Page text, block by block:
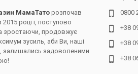
Як же
і об’єм
можете
Щодо
вже від
МамаТато розпочав
році і, поступово
зростаючи, продовжує
зусиль, аби Ви, наші
залишались задоволеними
0800
+38
+38
+38